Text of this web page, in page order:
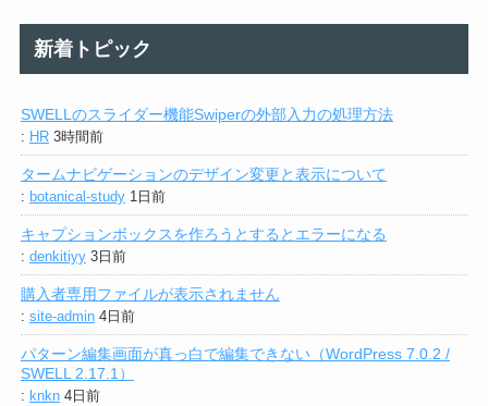
新着トピック
SWELLのスライダー機能Swiperの外部入力の処理方法
: HR 3時間前
タームナビゲーションのデザイン変更と表示について
: botanical-study 1日前
キャプションボックスを作ろうとするとエラーになる
: denkitiyy 3日前
購入者専用ファイルが表示されません
: site-admin 4日前
パターン編集画面が真っ白で編集できない（WordPress 7.0.2 /
SWELL 2.17.1）
: knkn 4日前